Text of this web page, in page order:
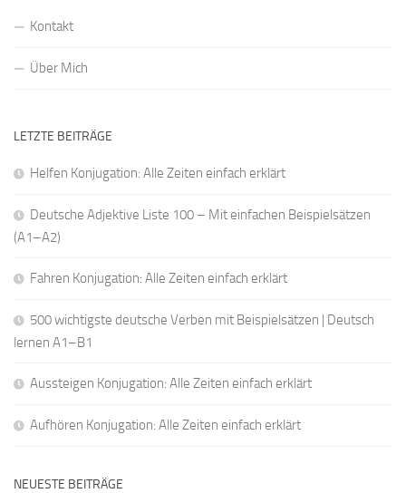
Kontakt
Über Mich
LETZTE BEITRÄGE
Helfen Konjugation: Alle Zeiten einfach erklärt
Deutsche Adjektive Liste 100 – Mit einfachen Beispielsätzen
(A1–A2)
Fahren Konjugation: Alle Zeiten einfach erklärt
500 wichtigste deutsche Verben mit Beispielsätzen | Deutsch
lernen A1–B1
Aussteigen Konjugation: Alle Zeiten einfach erklärt
Aufhören Konjugation: Alle Zeiten einfach erklärt
NEUESTE BEITRÄGE